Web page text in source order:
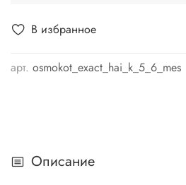
В избранное
арт. osmokot_exact_hai_k_5_6_mes
Описание